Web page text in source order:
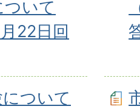
いて
22日回
ついて